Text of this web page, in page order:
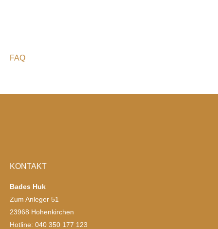
FAQ
KONTAKT
Bades Huk
Zum Anleger 51
23968 Hohenkirchen
Hotline: 040 350 177 123